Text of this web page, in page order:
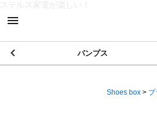
ステルス家電が楽しい！
パンプス
Shoes box > ブ